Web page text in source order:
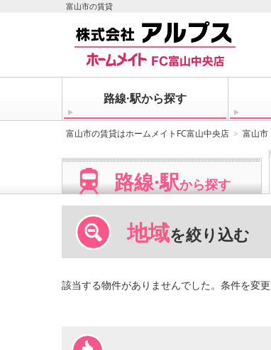
富山市の賃貸
路線·駅から探す
富山市の賃貸はホームメイトFC富山中央店 富山市
路線·駅から探す
地域を絞り込む
該当する物件がありませんでした。条件を変